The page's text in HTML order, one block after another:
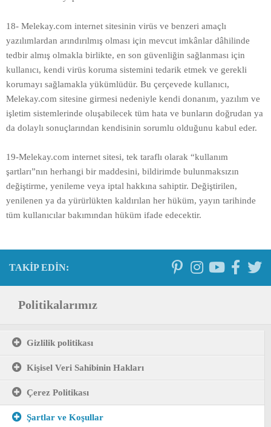
18- Melekay.com internet sitesinin virüs ve benzeri amaçlı
yazılımlardan arındırılmış olması için mevcut imkânlar dâhilinde
tedbir almış olmakla birlikte, en son güvenliğin sağlanması için
kullanıcı, kendi virüs koruma sistemini tedarik etmek ve gerekli
korumayı sağlamakla yükümlüdür. Bu çerçevede kullanıcı,
Melekay.com sitesine girmesi nedeniyle kendi donanım, yazılım ve
işletim sistemlerinde oluşabilecek tüm hata ve bunların doğrudan ya
da dolaylı sonuçlarından kendisinin sorumlu olduğunu kabul eder.
19-Melekay.com internet sitesi, tek taraflı olarak “kullanım
şartları”nın herhangi bir maddesini, bildirimde bulunmaksızın
değiştirme, yenileme veya iptal hakkına sahiptir. Değiştirilen,
yenilenen ya da yürürlükten kaldırılan her hüküm, yayın tarihinde
tüm kullanıcılar bakımından hüküm ifade edecektir.
TAKIP EDIN:
Politikalarımız
Gizlilik politikası
Kişisel Veri Sahibinin Hakları
Çerez Politikası
Şartlar ve Koşullar